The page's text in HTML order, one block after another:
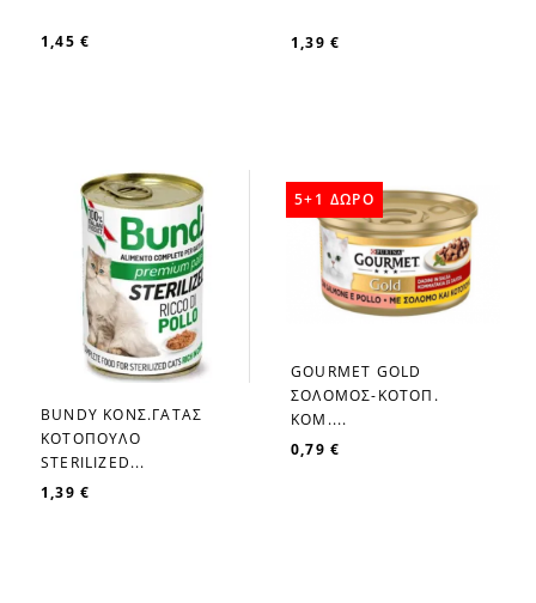
1,45 € 1,39 €
favorite_border
BUNDY ΚΟΝΣ.ΓΑΤΑΣ
ΚΟΤΟΠΟΥΛΟ
STERILIZED...
1,39 €
favorite_border
GOURMET GOLD
ΣΟΛΟΜΟΣ-ΚΟΤΟΠ.
KOM....
0,79 €
5+1 ΔΩΡΟ